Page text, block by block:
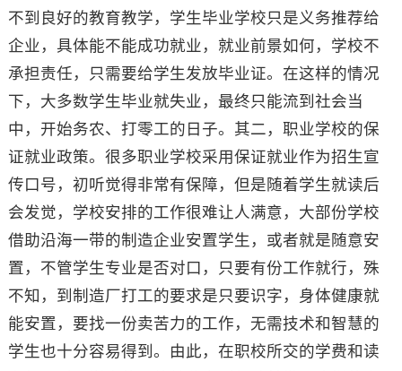
不到良好的教育教学，学生毕业学校只是义务推荐给
企业，具体能不能成功就业，就业前景如何，学校不
承担责任，只需要给学生发放毕业证。在这样的情况
下，大多数学生毕业就失业，最终只能流到社会当
中，开始务农、打零工的日子。其二，职业学校的保
证就业政策。很多职业学校采用保证就业作为招生宣
传口号，初听觉得非常有保障，但是随着学生就读后
会发觉，学校安排的工作很难让人满意，大部份学校
借助沿海一带的制造企业安置学生，或者就是随意安
置，不管学生专业是否对口，只要有份工作就行，殊
不知，到制造厂打工的要求是只要识字，身体健康就
能安置，要找一份卖苦力的工作，无需技术和智慧的
学生也十分容易得到。由此，在职校所交的学费和读